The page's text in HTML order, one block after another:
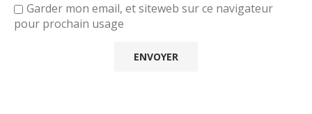
Garder mon email, et siteweb sur ce navigateur
pour prochain usage